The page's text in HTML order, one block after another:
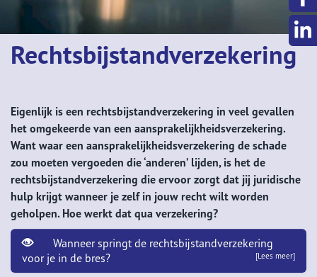
Rechtsbijstandverzekering
Eigenlijk is een rechtsbijstandverzekering in veel gevallen
het omgekeerde van een aansprakelijkheidsverzekering.
Want waar een aansprakelijkheidsverzekering de schade
zou moeten vergoeden die ‘anderen’ lijden, is het de
rechtsbijstandverzekering die ervoor zorgt dat jij juridische
hulp krijgt wanneer je zelf in jouw recht wilt worden
geholpen. Hoe werkt dat qua verzekering?
Wanneer springt de rechtsbijstandverzekering
voor je in de bres?
[Lees meer]